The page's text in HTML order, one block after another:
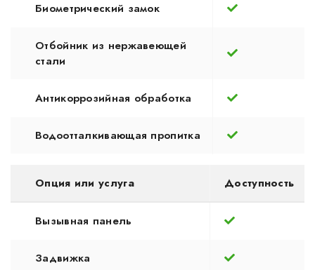
Биометрический замок
Отбойник из нержавеющей
стали
Антикоррозийная обработка
Водоотталкивающая пропитка
Опция или услуга Доступность
Вызывная панель
Задвижка